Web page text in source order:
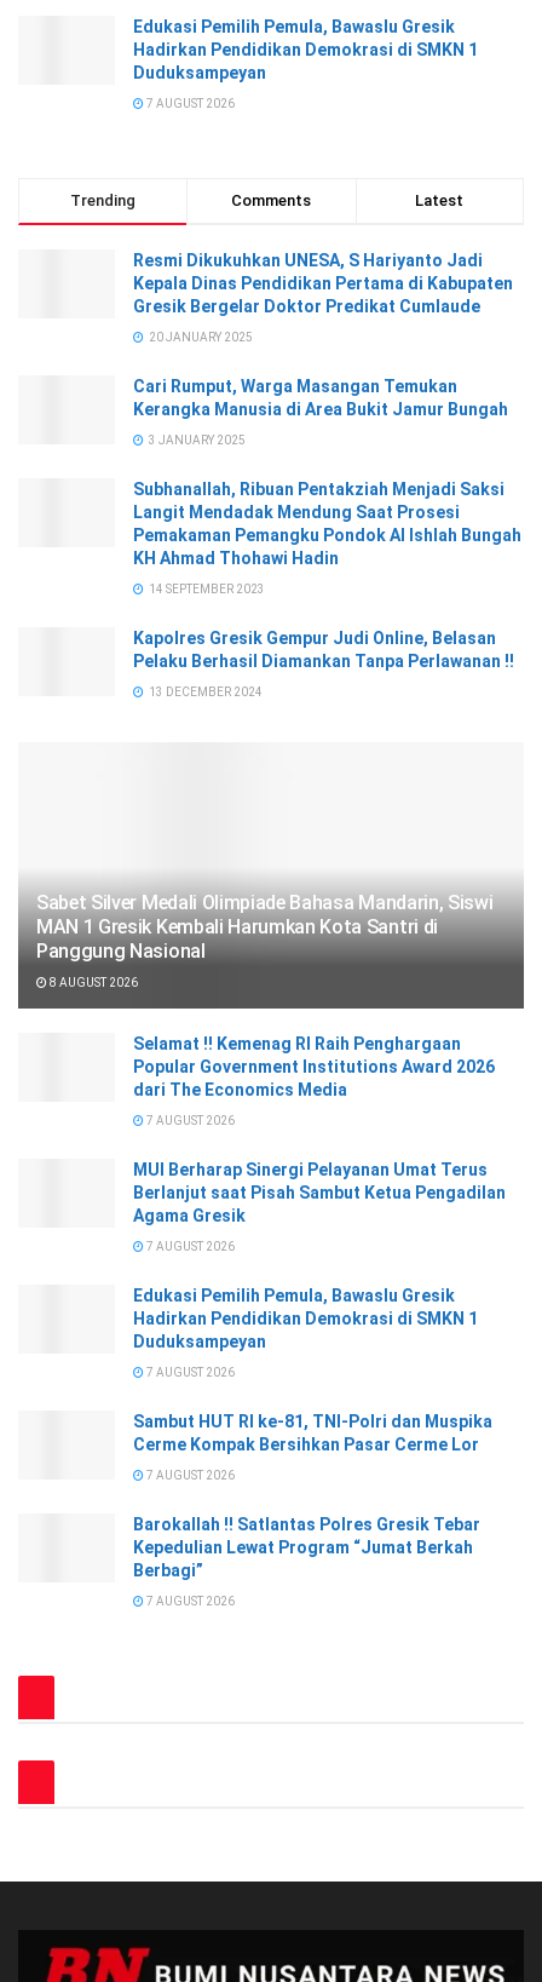
Edukasi Pemilih Pemula, Bawaslu Gresik
Hadirkan Pendidikan Demokrasi di SMKN 1
Duduksampeyan
7 AUGUST 2026
Trending Comments Latest
Resmi Dikukuhkan UNESA, S Hariyanto Jadi
Kepala Dinas Pendidikan Pertama di Kabupaten
Gresik Bergelar Doktor Predikat Cumlaude
20 JANUARY 2025
Cari Rumput, Warga Masangan Temukan
Kerangka Manusia di Area Bukit Jamur Bungah
3 JANUARY 2025
Subhanallah, Ribuan Pentakziah Menjadi Saksi
Langit Mendadak Mendung Saat Prosesi
Pemakaman Pemangku Pondok Al Ishlah Bungah
KH Ahmad Thohawi Hadin
14 SEPTEMBER 2023
Kapolres Gresik Gempur Judi Online, Belasan
Pelaku Berhasil Diamankan Tanpa Perlawanan !!
13 DECEMBER 2024
Sabet Silver Medali Olimpiade Bahasa Mandarin, Siswi
MAN 1 Gresik Kembali Harumkan Kota Santri di
Panggung Nasional
8 AUGUST 2026
Selamat !! Kemenag RI Raih Penghargaan
Popular Government Institutions Award 2026
dari The Economics Media
7 AUGUST 2026
MUI Berharap Sinergi Pelayanan Umat Terus
Berlanjut saat Pisah Sambut Ketua Pengadilan
Agama Gresik
7 AUGUST 2026
Edukasi Pemilih Pemula, Bawaslu Gresik
Hadirkan Pendidikan Demokrasi di SMKN 1
Duduksampeyan
7 AUGUST 2026
Sambut HUT RI ke-81, TNI-Polri dan Muspika
Cerme Kompak Bersihkan Pasar Cerme Lor
7 AUGUST 2026
Barokallah !! Satlantas Polres Gresik Tebar
Kepedulian Lewat Program “Jumat Berkah
Berbagi”
7 AUGUST 2026